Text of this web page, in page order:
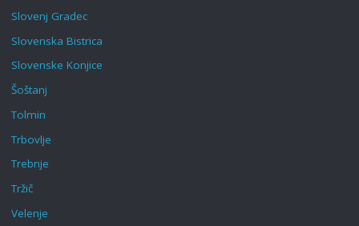
Slovenj Gradec
Slovenska Bistrica
Slovenske Konjice
Šoštanj
Tolmin
Trbovlje
Trebnje
Tržič
Velenje